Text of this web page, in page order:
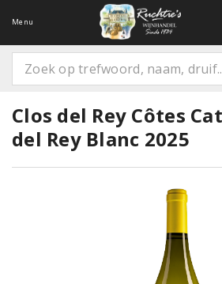
Menu
Clos del Rey Côtes
del Rey Blanc 2025